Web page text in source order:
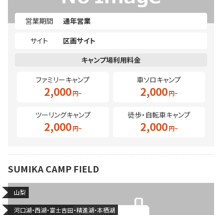
営業期間
通年営業
サイト
区画サイト
ファミリーキャンプ
2,000
車ソロキャンプ
2,000
ツーリングキャンプ
2,000
徒歩・自転車キャンプ
2,000
SUMIKA CAMP FIELD
山梨
河口湖・西湖・富士吉田・精進湖・本栖湖